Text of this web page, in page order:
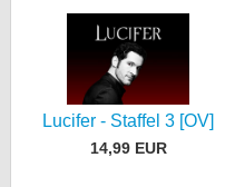
Lucifer - Staffel 3 [OV]
14,99 EUR